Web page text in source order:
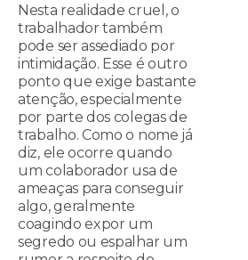
Nesta realidade cruel, o
trabalhador também
pode ser assediado por
intimidação. Esse é outro
ponto que exige bastante
atenção, especialmente
por parte dos colegas de
trabalho. Como o nome já
diz, ele ocorre quando
um colaborador usa de
ameaças para conseguir
algo, geralmente
coagindo expor um
segredo ou espalhar um